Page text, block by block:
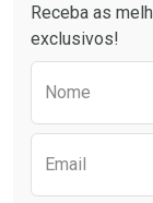
Receba as
exclusivos!
Nome
Email